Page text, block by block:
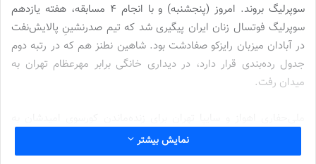
سوپرلیگ بروند. امروز (پنجشنبه) و با انجام 4 مسابقه، هفته یازدهم
سوپرلیگ فوتسال زنان ایران پیگیری شد که تیم صدرنشینِ پالایش‌نفت
در آبادان میزبان رایزکو صفادشت بود. شاهین نطنز هم که در رتبه دوم
جدول رده‌بندی قرار دارد، در دیداری خانگی برابر مهرعظام تهران به
میدان رفت.
قهرمانی در فصل جاری سوپرلیگ فوتسال زنان، امروز (پنجشنبه) در
اهواز برابر هم صف‌آرایی کردند و تیم بحران‌زده صنایع نوا آمل هم برای
نمایش بیشتر